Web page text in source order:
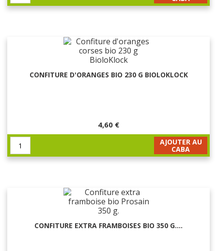
CONFITURE D'ORANGES BIO 230 G BIOLOKLOCK
4,60 €
AJOUTER AU
CABA
CONFITURE EXTRA FRAMBOISES BIO 350 G....